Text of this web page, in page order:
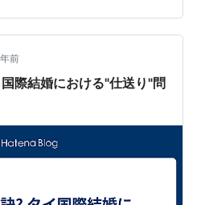
が重要となります。本記事で
、結納金の習慣、家族関係の
情報をまとめました。 タイ国
日本人の国際結婚には…
前
際結婚における"仕送り"問